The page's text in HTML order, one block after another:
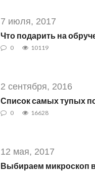
7 июля, 2017
Что подарить на
0 10119
2 сентября, 2016
Список самых тупых
0 16628
12 мая, 2017
Выбираем микроскоп